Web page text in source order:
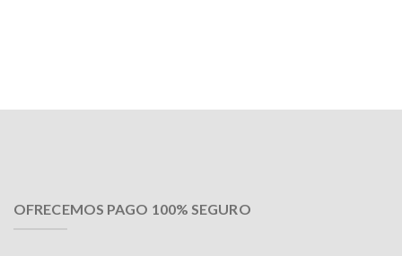
OFRECEMOS PAGO 100% SEGURO